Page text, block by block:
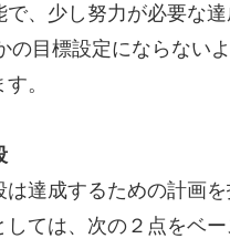
で、少し努力が必要な
の目標設定にならない
。
は達成するための計画を
しては、次の２点をベ